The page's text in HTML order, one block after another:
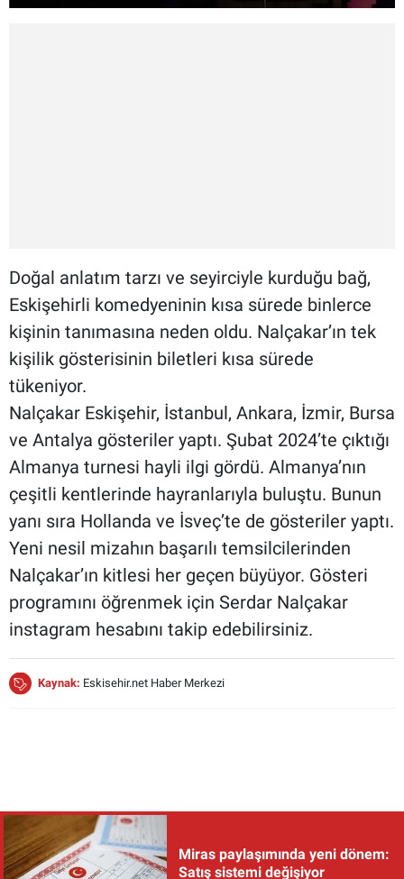
Doğal anlatım tarzı ve seyirciyle kurduğu bağ,
Eskişehirli komedyeninin kısa sürede binlerce
kişinin tanımasına neden oldu. Nalçakar’ın tek
kişilik gösterisinin biletleri kısa sürede
tükeniyor.
Nalçakar Eskişehir, İstanbul, Ankara, İzmir, Bursa
ve Antalya gösteriler yaptı. Şubat 2024’te çıktığı
Almanya turnesi hayli ilgi gördü. Almanya’nın
çeşitli kentlerinde hayranlarıyla buluştu. Bunun
yanı sıra Hollanda ve İsveç’te de gösteriler yaptı.
Yeni nesil mizahın başarılı temsilcilerinden
Nalçakar’ın kitlesi her geçen büyüyor. Gösteri
programını öğrenmek için Serdar Nalçakar
instagram hesabını takip edebilirsiniz.
Kaynak: Eskisehir.net Haber Merkezi
Miras paylaşımında yeni dönem:
Satış sistemi değişiyor